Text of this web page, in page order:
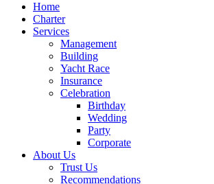
Home
Charter
Services
Management
Building
Yacht Race
Insurance
Celebration
Birthday
Wedding
Party
Corporate
About Us
Trust Us
Recommendations